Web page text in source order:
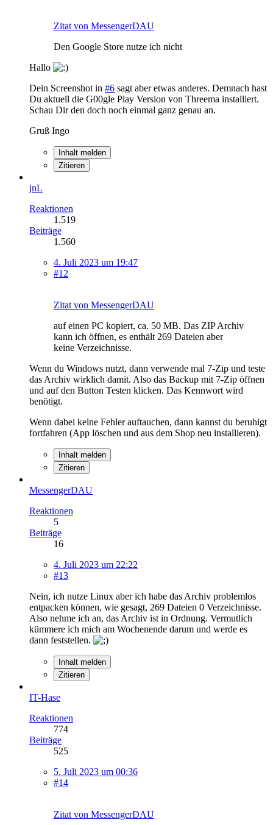
Zitat von MessengerDAU
Den Google Store nutze ich nicht
Hallo
Dein Screenshot in #6 sagt aber etwas anderes. Demnach hast
Du aktuell die G00gle Play Version von Threema installiert.
Schau Dir den doch noch einmal ganz genau an.
Gruß Ingo
Inhalt melden
Zitieren
jnL
Reaktionen
1.519
Beiträge
1.560
4. Juli 2023 um 19:47
#12
Zitat von MessengerDAU
auf einen PC kopiert, ca. 50 MB. Das ZIP Archiv
kann ich öffnen, es enthält 269 Dateien aber
keine Verzeichnisse.
Wenn du Windows nutzt, dann verwende mal 7-Zip und teste
das Archiv wirklich damit. Also das Backup mit 7-Zip öffnen
und auf den Button Testen klicken. Das Kennwort wird
benötigt.
Wenn dabei keine Fehler auftauchen, dann kannst du beruhigt
fortfahren (App löschen und aus dem Shop neu installieren).
Inhalt melden
Zitieren
MessengerDAU
Reaktionen
5
Beiträge
16
4. Juli 2023 um 22:22
#13
Nein, ich nutze Linux aber ich habe das Archiv problemlos
entpacken können, wie gesagt, 269 Dateien 0 Verzeichnisse.
Also nehme ich an, das Archiv ist in Ordnung. Vermutlich
kümmere ich mich am Wochenende darum und werde es
dann feststellen.
Inhalt melden
Zitieren
IT-Hase
Reaktionen
774
Beiträge
525
5. Juli 2023 um 00:36
#14
Zitat von MessengerDAU